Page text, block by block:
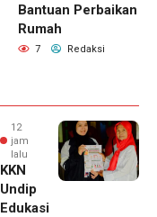
Bantuan Perbaikan
Rumah
7 Redaksi
12
jam
lalu
KKN
Undip
Edukasi